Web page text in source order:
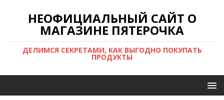
НЕОФИЦИАЛЬНЫЙ САЙТ О
МАГАЗИНЕ ПЯТЕРОЧКА
ДЕЛИМСЯ СЕКРЕТАМИ, КАК ВЫГОДНО ПОКУПАТЬ
ПРОДУКТЫ